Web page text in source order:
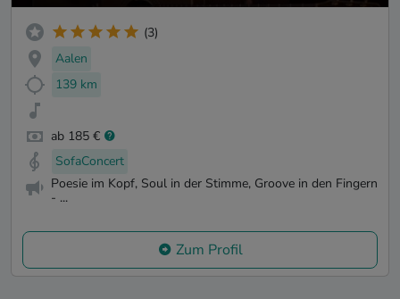
(3)
Aalen
139 km
ab 185 €
SofaConcert
Poesie im Kopf, Soul in der Stimme, Groove in den Fingern
- ...
Zum Profil